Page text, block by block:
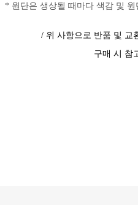
* 원단은 생상될 때마다 색감 및
/ 위 사항으로 반품 및 교
구매 시 참